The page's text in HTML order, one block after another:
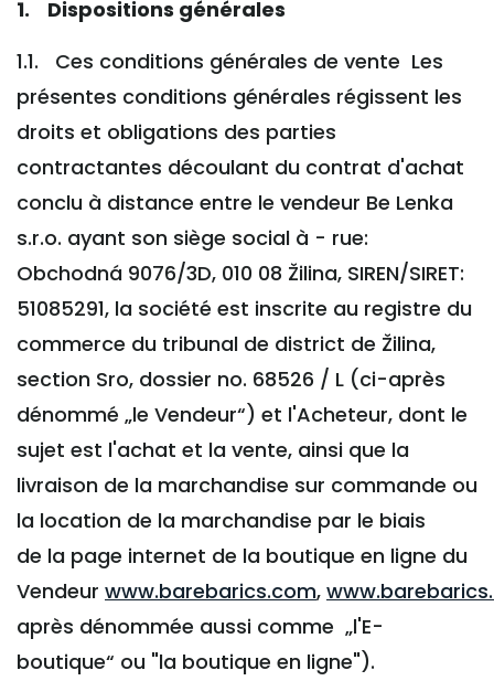
1. Dispositions générales
1.1. Ces conditions générales de vente Les
présentes conditions générales régissent les
droits et obligations des parties
contractantes découlant du contrat d'achat
conclu à distance entre le vendeur Be Lenka
s.r.o. ayant son siège social à - rue:
Obchodná 9076/3D, 010 08 Žilina, SIREN/SIRET:
51085291, la société est inscrite au registre du
commerce du tribunal de district de Žilina,
section Sro, dossier no. 68526 / L (ci-après
dénommé „le Vendeur“) et l'Acheteur, dont le
sujet est l'achat et la vente, ainsi que la
livraison de la marchandise sur commande ou
la location de la marchandise par le biais
de la page internet de la boutique en ligne du
Vendeur www.barebarics.com,
après dénommée aussi comme „l'E-
boutique“ ou "la boutique en ligne").